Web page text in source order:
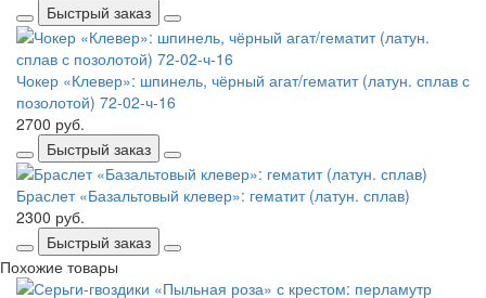
Быстрый заказ
Чокер «Клевер»: шпинель, чёрный агат/гематит (латун. сплав с
позолотой) 72-02-ч-16
2700 руб.
Быстрый заказ
Браслет «Базальтовый клевер»: гематит (латун. сплав)
2300 руб.
Быстрый заказ
Похожие товары